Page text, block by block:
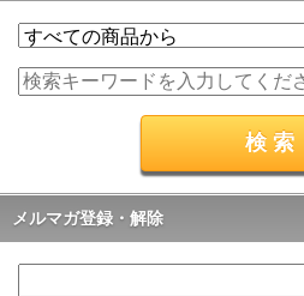
メルマガ登録・解除